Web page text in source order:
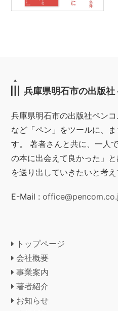
兵庫県明石市の出版社
兵庫県明石市の出版社ペン
など「ペン」をツールに、
す。 著者さんと共に、一人
の本に出会えて良かった」
を送り出していきたいと考え
E-Mail :
トップページ
会社概要
事業案内
著者紹介
お知らせ